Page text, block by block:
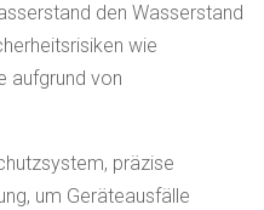
den Wasserstand
wie
aufgrund von
präzise
um Geräteausfälle